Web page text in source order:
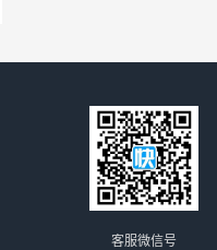
客服微信号